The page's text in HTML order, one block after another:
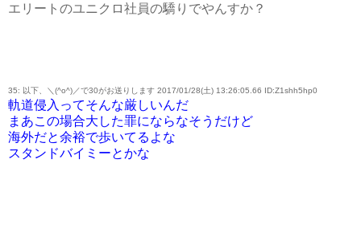
エリートのユニクロ社員の驕りでやんすか？
35: 以下、＼(^o^)／で30がお送りします 2017/01/28(土) 13:26:05.66 ID:Z1shh5hp0
軌道侵入ってそんな厳しいんだ
まあこの場合大した罪にならなそうだけど
海外だと余裕で歩いてるよな
スタンドバイミーとかな